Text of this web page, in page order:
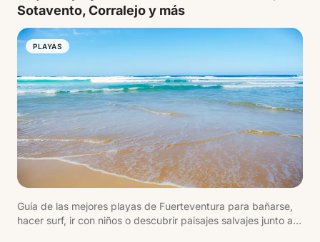
Sotavento, Corralejo y más
PLAYAS
Guía de las mejores playas de Fuerteventura para bañarse,
hacer surf, ir con niños o descubrir paisajes salvajes junto al